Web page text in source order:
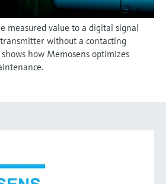
measured value to a digital signal
without a contacting
how Memosens optimizes